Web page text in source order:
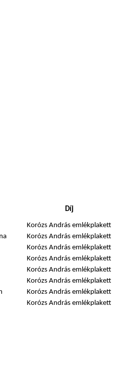
Díj
Korózs András emlékplakett
Korózs András emlékplakett
Korózs András emlékplakett
Korózs András emlékplakett
Korózs András emlékplakett
Korózs András emlékplakett
Korózs András emlékplakett
Korózs András emlékplakett